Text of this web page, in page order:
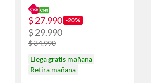
$ 27.990 -20%
$ 29.990
$ 34.990
Llegagratismañana
Retira mañana